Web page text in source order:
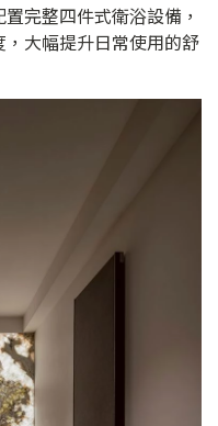
完整四件式衛浴設備，
大幅提升日常使用的舒